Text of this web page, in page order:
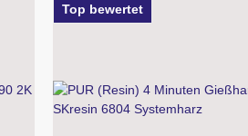
Top bewertet